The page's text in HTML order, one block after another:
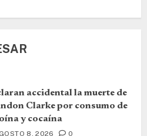
accidental la muerte de
Clarke por consumo de
y cocaína
8, 2026 0